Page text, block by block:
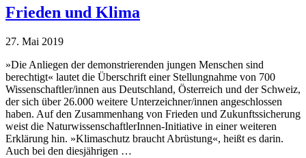
Frieden und Klima
27. Mai 2019
»Die Anliegen der demonstrierenden jungen Menschen sind
berechtigt« lautet die Überschrift einer Stellungnahme von 700
Wissenschaftler/innen aus Deutschland, Österreich und der Schweiz,
der sich über 26.000 weitere Unterzeichner/innen angeschlossen
haben. Auf den Zusammenhang von Frieden und Zukunftssicherung
weist die NaturwissenschaftlerInnen-Initiative in einer weiteren
Erklärung hin. »Klimaschutz braucht Abrüstung«, heißt es darin.
Auch bei den diesjährigen …